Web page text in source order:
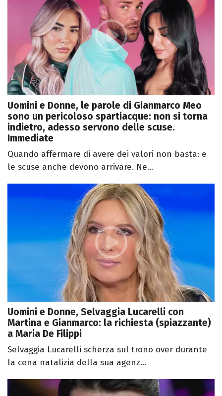
Uomini e Donne, le parole di Gianmarco Meo
sono un pericoloso spartiacque: non si torna
indietro, adesso servono delle scuse.
Immediate
Quando affermare di avere dei valori non basta: e
le scuse anche devono arrivare. Ne...
Uomini e Donne, Selvaggia Lucarelli con
Martina e Gianmarco: la richiesta (spiazzante)
a Maria De Filippi
Selvaggia Lucarelli scherza sul trono over durante
la cena natalizia della sua agenz...